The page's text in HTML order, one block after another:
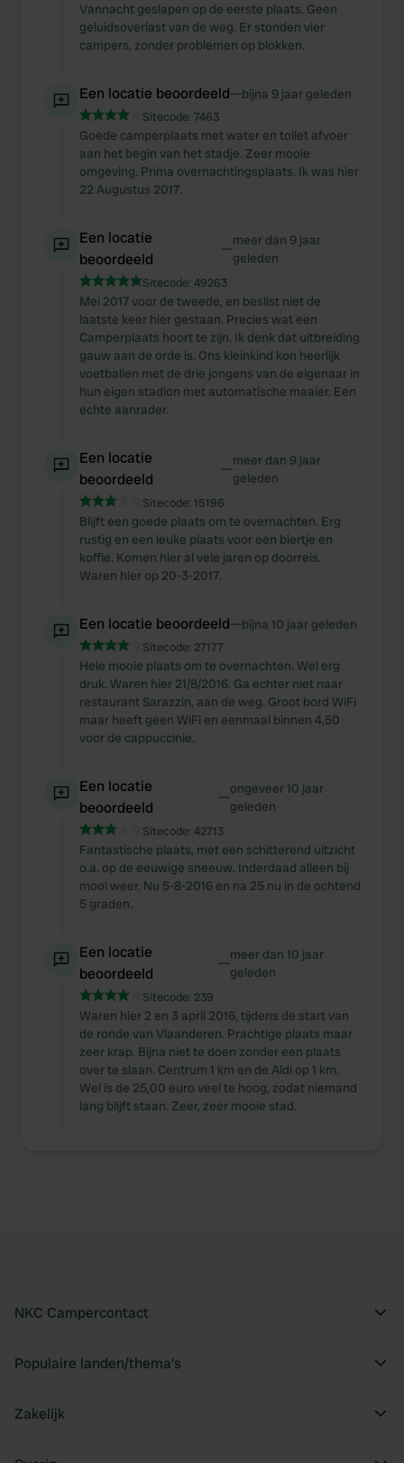
Vannacht geslapen op de eerste plaats. Geen
geluidsoverlast van de weg. Er stonden vier
campers, zonder problemen op blokken.
Een locatie beoordeeld—bijna 9 jaar geleden
Sitecode: 7463
Goede camperplaats met water en toilet afvoer
aan het begin van het stadje. Zeer mooie
omgeving. Prima overnachtingsplaats. Ik was hier
22 Augustus 2017.
Een locatie
beoordeeld
—meer dan 9 jaar
geleden
Sitecode: 49263
Mei 2017 voor de tweede, en beslist niet de
laatste keer hier gestaan. Precies wat een
Camperplaats hoort te zijn. Ik denk dat uitbreiding
gauw aan de orde is. Ons kleinkind kon heerlijk
voetballen met de drie jongens van de eigenaar in
hun eigen stadion met automatische maaier. Een
echte aanrader.
Een locatie
beoordeeld
—meer dan 9 jaar
geleden
Sitecode: 15196
Blijft een goede plaats om te overnachten. Erg
rustig en een leuke plaats voor een biertje en
koffie. Komen hier al vele jaren op doorreis.
Waren hier op 20-3-2017.
Een locatie beoordeeld—bijna 10 jaar geleden
Sitecode: 27177
Hele mooie plaats om te overnachten. Wel erg
druk. Waren hier 21/8/2016. Ga echter niet naar
restaurant Sarazzin, aan de weg. Groot bord WiFi
maar heeft geen WiFi en eenmaal binnen 4,50
voor de cappuccinie.
Een locatie
beoordeeld
—ongeveer 10 jaar
geleden
Sitecode: 42713
Fantastische plaats, met een schitterend uitzicht
o.a. op de eeuwige sneeuw. Inderdaad alleen bij
mooi weer. Nu 5-8-2016 en na 25 nu in de ochtend
5 graden.
Een locatie
beoordeeld
—meer dan 10 jaar
geleden
Sitecode: 239
Waren hier 2 en 3 april 2016, tijdens de start van
de ronde van Vlaanderen. Prachtige plaats maar
zeer krap. Bijna niet te doen zonder een plaats
over te slaan. Centrum 1 km en de Aldi op 1 km.
Wel is de 25,00 euro veel te hoog, zodat niemand
lang blijft staan. Zeer, zeer mooie stad.
NKC Campercontact
Populaire landen/thema's
Zakelijk